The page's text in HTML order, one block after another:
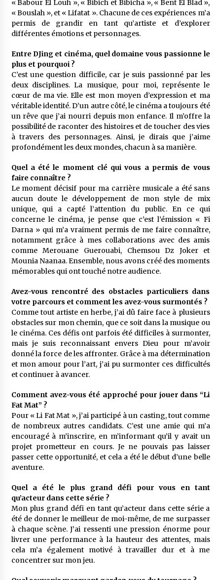
« Babour El Louh », « Bibich et Bibicha », « Bent El Blad »,
« Bouslah », et « Lifatat ». Chacune de ces expériences m’a
permis de grandir en tant qu’artiste et d’explorer
différentes émotions et personnages.
Entre DJing et cinéma, quel domaine vous passionne le
plus et pourquoi ?
C’est une question difficile, car je suis passionné par les
deux disciplines. La musique, pour moi, représente le
cœur de ma vie. Elle est mon moyen d’expression et ma
véritable identité. D’un autre côté, le cinéma a toujours été
un rêve que j’ai nourri depuis mon enfance. Il m’offre la
possibilité de raconter des histoires et de toucher des vies
à travers des personnages. Ainsi, je dirais que j’aime
profondément les deux mondes, chacun à sa manière.
Quel a été le moment clé qui vous a permis de vous
faire connaître ?
Le moment décisif pour ma carrière musicale a été sans
aucun doute le développement de mon style de mix
unique, qui a capté l’attention du public. En ce qui
concerne le cinéma, je pense que c’est l’émission « Fi
Darna » qui m’a vraiment permis de me faire connaître,
notamment grâce à mes collaborations avec des amis
comme Merouane Guerouabi, Chemsou Dz Joker et
Mounia Naanaa. Ensemble, nous avons créé des moments
mémorables qui ont touché notre audience.
Avez-vous rencontré des obstacles particuliers dans
votre parcours et comment les avez-vous surmontés ?
Comme tout artiste en herbe, j’ai dû faire face à plusieurs
obstacles sur mon chemin, que ce soit dans la musique ou
le cinéma. Ces défis ont parfois été difficiles à surmonter,
mais je suis reconnaissant envers Dieu pour m’avoir
donné la force de les affronter. Grâce à ma détermination
et mon amour pour l’art, j’ai pu surmonter ces difficultés
et continuer à avancer.
Comment avez-vous été approché pour jouer dans “Li
Fat Mat” ?
Pour « Li Fat Mat », j’ai participé à un casting, tout comme
de nombreux autres candidats. C’est une amie qui m’a
encouragé à m’inscrire, en m’informant qu’il y avait un
projet prometteur en cours. Je ne pouvais pas laisser
passer cette opportunité, et cela a été le début d’une belle
aventure.
Quel a été le plus grand défi pour vous en tant
qu’acteur dans cette série ?
Mon plus grand défi en tant qu’acteur dans cette série a
été de donner le meilleur de moi-même, de me surpasser
à chaque scène. J’ai ressenti une pression énorme pour
livrer une performance à la hauteur des attentes, mais
cela m’a également motivé à travailler dur et à me
concentrer sur mon jeu.